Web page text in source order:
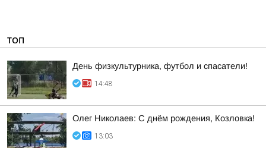
ТОП
День физкультурника, футбол и спасатели!
14:48
Олег Николаев: С днём рождения, Козловка!
13:03